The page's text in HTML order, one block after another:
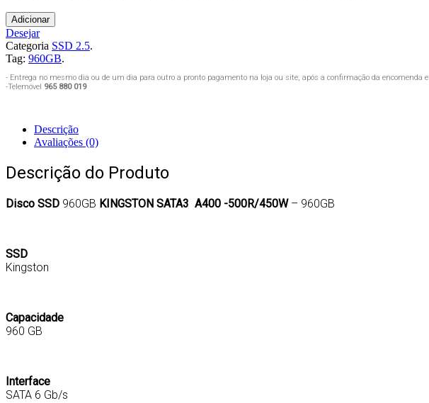
Adicionar
Desejar
Categoria SSD 2.5.
Tag: 960GB.
- Entrega no mesmo dia ou de um dia para outro a pronto pagamento na loja ou site, após a confirmação da encomenda e
-Telemóvel 965 880 019
Descrição
Avaliações (0)
Descrição do Produto
Disco SSD 960GB KINGSTON SATA3 A400 -500R/450W– 960GB
SSD
Kingston
Capacidade
960 GB
Interface
SATA 6 Gb/s